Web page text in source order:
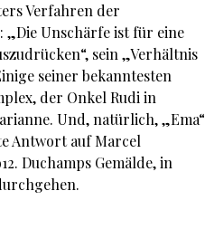
Verfahren der
Unschärfe ist für eine
sein „Verhältnis
seiner bekanntesten
der Onkel Rudi in
Und, natürlich, „Ema“
Antwort auf Marcel
Duchamps Gemälde, in
Braque durchgehen.